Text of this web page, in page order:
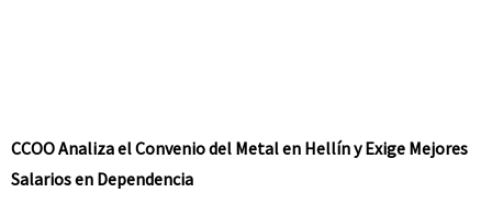
CCOO Analiza el Convenio del Metal en Hellín y Exige Mejores
Salarios en Dependencia